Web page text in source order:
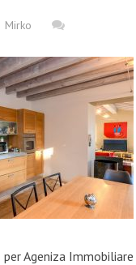
Mirko
Ageniza Immobiliare